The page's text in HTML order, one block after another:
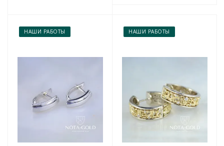
НАШИ РАБОТЫ НАШИ РАБОТЫ